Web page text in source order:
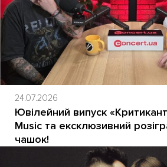
24.07.2026
Ювілейний випуск
Music та ексклюзивний
чашок!